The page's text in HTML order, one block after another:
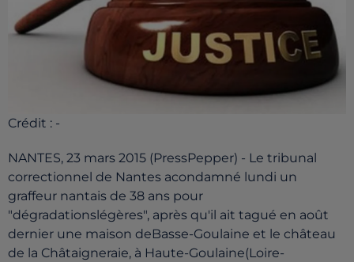
Crédit : -
NANTES, 23 mars 2015 (PressPepper) - Le tribunal
correctionnel de Nantes acondamné lundi un
graffeur nantais de 38 ans pour
"dégradationslégères", après qu'il ait tagué en août
dernier une maison deBasse-Goulaine et le château
de la Châtaigneraie, à Haute-Goulaine(Loire-